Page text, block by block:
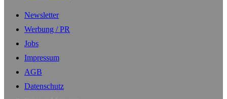
Newsletter
Werbung / PR
Jobs
Impressum
AGB
Datenschutz